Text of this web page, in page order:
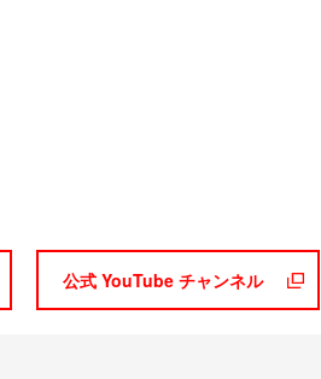
公式 YouTube チャンネル